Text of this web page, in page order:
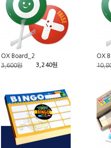
OX Board_2
3,600원
3,240원
OX